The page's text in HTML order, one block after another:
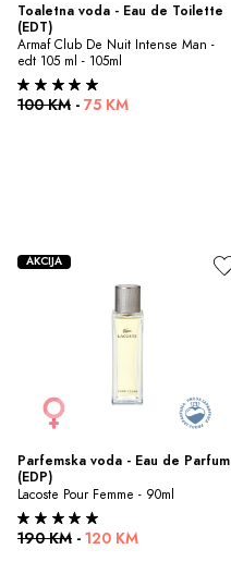
Toaletna voda - Eau de Toilette
(EDT)
Armaf Club De Nuit Intense Man -
edt 105 ml - 105ml
100 KM - 75 KM
Parfemska voda - Eau de Parfum
(EDP)
Lacoste Pour Femme - 90ml
190 KM - 120 KM
AKCIJA